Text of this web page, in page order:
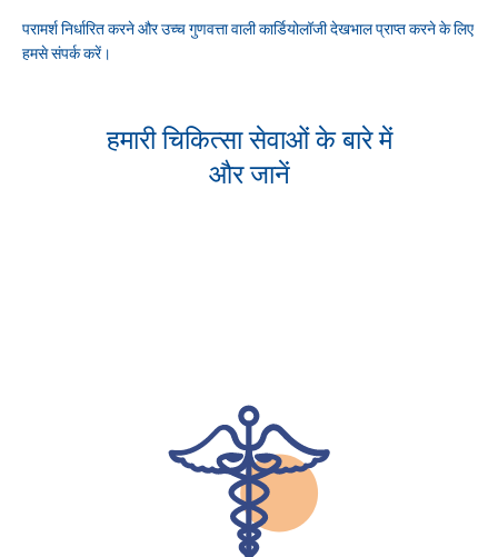
परामर्श निर्धारित करने और उच्च गुणवत्ता वाली कार्डियोलॉजी देखभाल प्राप्त करने के लिए
हमसे संपर्क करें।
हमारी चिकित्सा सेवाओं के बारे में
और जानें